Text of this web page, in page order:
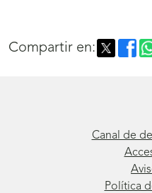
Compartir en:
Canal de
Política